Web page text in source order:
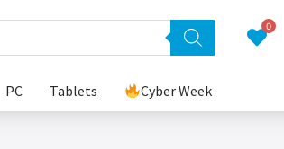
0
PC Tablets Cyber Week